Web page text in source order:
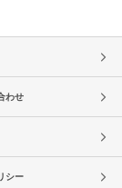
わせ
シー